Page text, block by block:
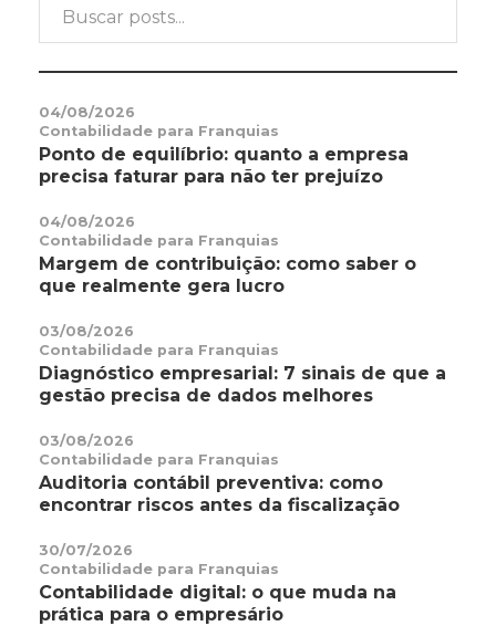
04/08/2026
Contabilidade para Franquias
Ponto de equilíbrio: quanto a empresa
precisa faturar para não ter prejuízo
04/08/2026
Contabilidade para Franquias
Margem de contribuição: como saber o
que realmente gera lucro
03/08/2026
Contabilidade para Franquias
Diagnóstico empresarial: 7 sinais de que a
gestão precisa de dados melhores
03/08/2026
Contabilidade para Franquias
Auditoria contábil preventiva: como
encontrar riscos antes da fiscalização
30/07/2026
Contabilidade para Franquias
Contabilidade digital: o que muda na
prática para o empresário